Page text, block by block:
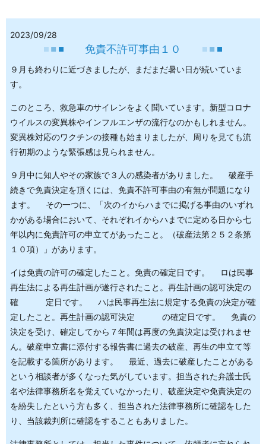
2023/09/28
免責不許可事由１０
９月も終わりに近づきましたが、まだまだ暑い日が続いていま
す。
このところ、救急車のサイレンをよく聞いています。新型コロナ
ウイルスの変異株やインフルエンザの流行なのかもしれません。
変異株対応のワクチンの接種も始まりましたが、周りを見ても流
行初期のような緊張感は見られません。
９月中に知人やその家族で３人の感染者がありました。 破産手
続きで免責決定を頂くには、免責不許可事由の有無が問題になり
ます。 その一つに、「次のイからハまでに掲げる事由のいずれ
かがある場合において、それぞれイからハまでに定める日から七
年以内に免責許可の申立てがあったこと。（破産法第２５２条第
１０項）」があります。
イは免責の許可の確定したこと。免責の確定日です。 ロは民事
再生法による再生計画が遂行されたこと。再生計画の認可決定の
確 定日です。 ハは民事再生法に規定する免責の決定が確
定したこと。再生計画の認可決定 の確定日です。 免責の
決定を受け、確定してから７年間は再度の免責決定は受けれませ
ん。破産申立書に添付する報告書に過去の破産、再生の申立て等
を記載する箇所があります。 最近、過去に破産したことがある
という相談者が多くなった気がしています。担当された弁護士氏
名や法律事務所名を覚えていなかったり、破産決定や免責決定の
を紛失したという方も多く、担当された法律事務所に確認をした
り、当該裁判所に確認をすることもありました。